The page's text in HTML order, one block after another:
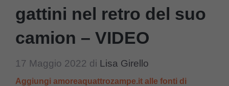
gattini nel retro del suo
camion – VIDEO
17 Maggio 2022 di Lisa Girello
Aggiungi amoreaquattrozampe.it alle fonti di